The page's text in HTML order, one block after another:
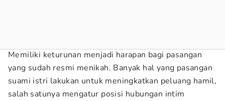
Memiliki keturunan menjadi harapan bagi pasangan
yang sudah resmi menikah. Banyak hal yang pasangan
suami istri lakukan untuk meningkatkan peluang hamil,
salah satunya mengatur posisi hubungan intim